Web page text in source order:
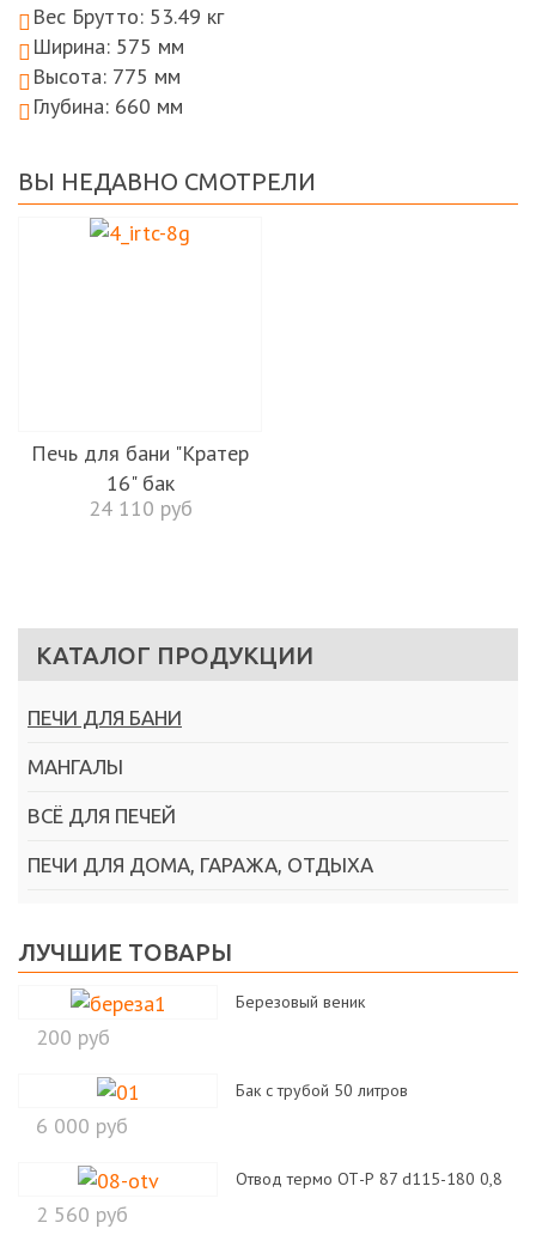
Вес Брутто: 53.49 кг
Ширина: 575 мм
Высота: 775 мм
Глубина: 660 мм
ВЫ НЕДАВНО СМОТРЕЛИ
Печь для бани "Кратер
16" бак
24 110 руб
КАТАЛОГ ПРОДУКЦИИ
ПЕЧИ ДЛЯ БАНИ
МАНГАЛЫ
ВСЁ ДЛЯ ПЕЧЕЙ
ПЕЧИ ДЛЯ ДОМА, ГАРАЖА, ОТДЫХА
ЛУЧШИЕ ТОВАРЫ
Березовый веник
200 руб
Бак с трубой 50 литров
6 000 руб
Отвод термо ОТ-Р 87 d115-180 0,8
2 560 руб